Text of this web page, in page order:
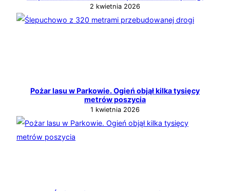
2 kwietnia 2026
Pożar lasu w Parkowie. Ogień objął kilka tysięcy
metrów poszycia
1 kwietnia 2026